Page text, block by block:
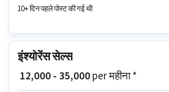
है। इस पद के लिए Fixed + Incentives सैलरी
10+ दिन पहले पोस्ट की गई थी
इंश्योरेंस सेल्स
₹ 12,000 - 35,000per महीना *